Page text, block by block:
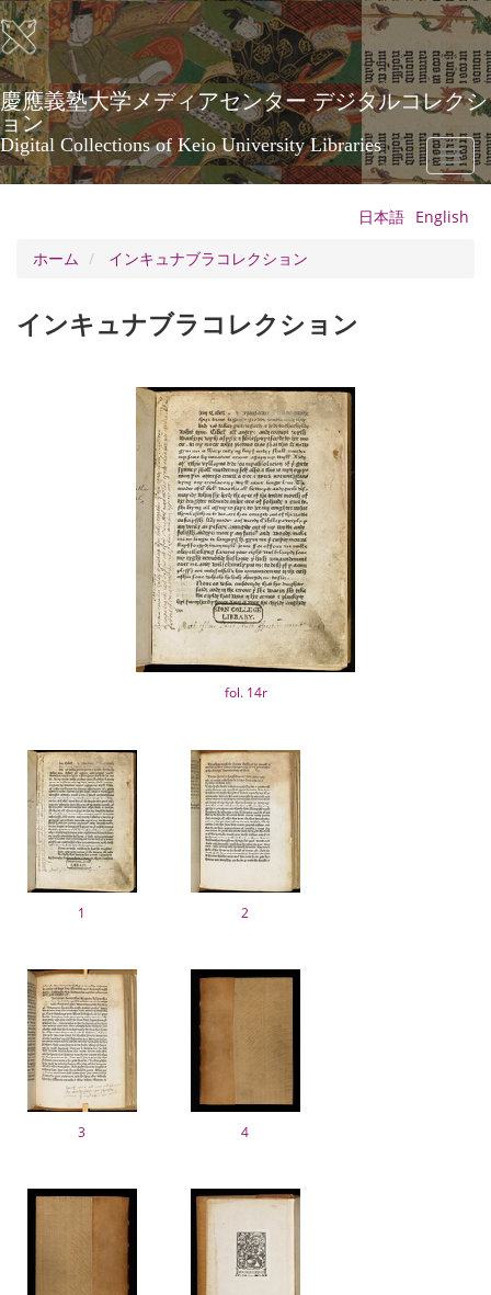
メ
イ
ン
コ
ン
テ
ン
ツ
に
慶應義塾大学メディアセンター デジタルコレクシ
ョン
Digital Collections of Keio University Libraries
Toggle
日本語 English
ホーム
インキュナブラコレクション
インキュナブラコレクション
fol. 14r
1 2
3 4